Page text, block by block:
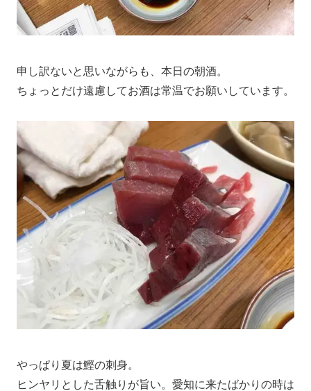
申し訳ないと思いながらも、本日の朝酒。
ちょっとだけ遠慮してお酒は常温でお願いしています。
やっぱり夏は鰹の刺身。
ヒンヤリとした舌触りが旨い。愛知に来たばかりの時は